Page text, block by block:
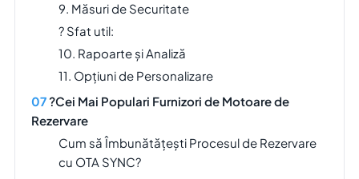
9. Măsuri de Securitate
? Sfat util:
10. Rapoarte și Analiză
11. Opțiuni de Personalizare
?Cei Mai Populari Furnizori de Motoare de
Rezervare
Cum să Îmbunătățești Procesul de Rezervare
cu OTA SYNC?